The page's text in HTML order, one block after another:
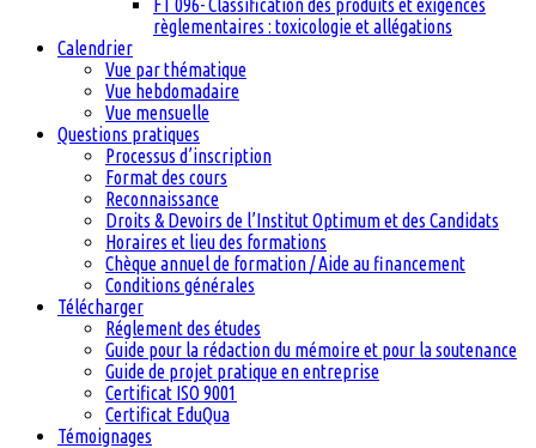
FT 096- Classification des produits et exigences
règlementaires : toxicologie et allégations
Calendrier
Vue par thématique
Vue hebdomadaire
Vue mensuelle
Questions pratiques
Processus d’inscription
Format des cours
Reconnaissance
Droits & Devoirs de l’Institut Optimum et des Candidats
Horaires et lieu des formations
Chèque annuel de formation / Aide au financement
Conditions générales
Télécharger
Réglement des études
Guide pour la rédaction du mémoire et pour la soutenance
Guide de projet pratique en entreprise
Certificat ISO 9001
Certificat EduQua
Témoignages